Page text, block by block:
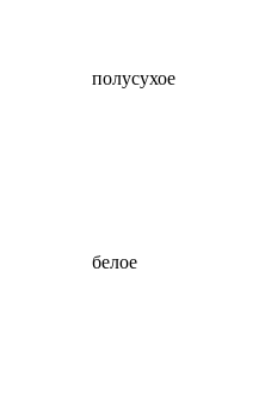
полусухое
белое